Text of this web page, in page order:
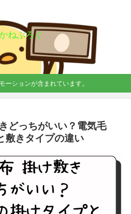
かねぶろぐ
ーションが含まれています。
どっちがいい？電気毛
敷きタイプの違い